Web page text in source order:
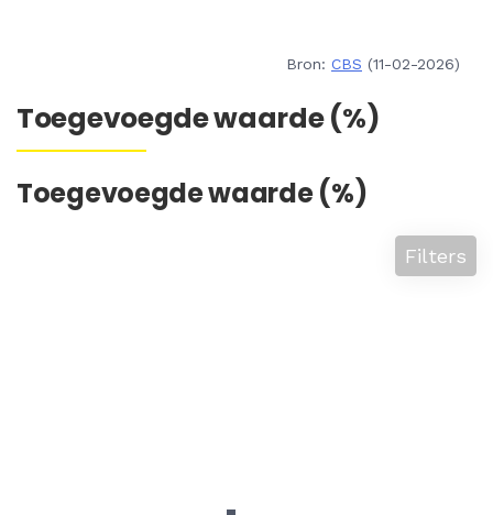
Bron: CBS (11-02-2026)
Toegevoegde waarde (%)
Toegevoegde waarde (%)
Filters